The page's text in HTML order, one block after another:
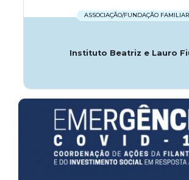
ASSOCIAÇÃO/FUNDAÇÃO FAMILIAR
Instituto Beatriz e Lauro